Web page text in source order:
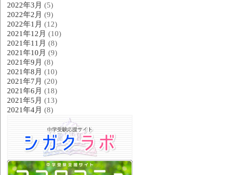
2022年3月 (5)
2022年2月 (9)
2022年1月 (12)
2021年12月 (10)
2021年11月 (8)
2021年10月 (9)
2021年9月 (8)
2021年8月 (10)
2021年7月 (20)
2021年6月 (18)
2021年5月 (13)
2021年4月 (8)